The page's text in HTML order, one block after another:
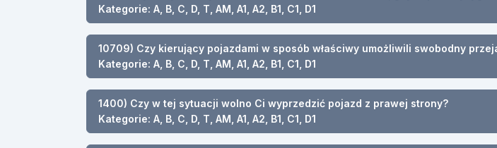
Kategorie: A, B, C, D, T, AM, A1, A2, B1, C1, D1
10709) Czy kierujący pojazdami w sposób właściwy umożliwili swobodny
Kategorie: A, B, C, D, T, AM, A1, A2, B1, C1, D1
1400) Czy w tej sytuacji wolno Ci wyprzedzić pojazd z prawej strony?
Kategorie: A, B, C, D, T, AM, A1, A2, B1, C1, D1